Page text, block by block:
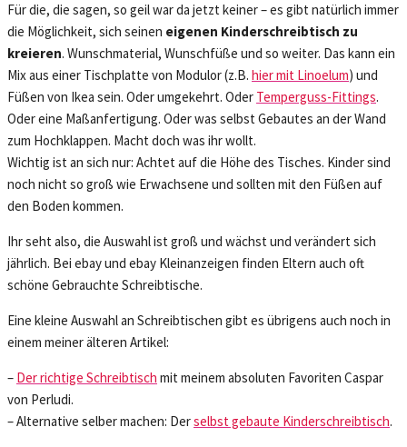
Für die, die sagen, so geil war da jetzt keiner – es gibt natürlich immer
die Möglichkeit, sich seinen eigenen Kinderschreibtisch zu
kreieren. Wunschmaterial, Wunschfüße und so weiter. Das kann ein
Mix aus einer Tischplatte von Modulor (z.B. hier mit Linoelum) und
Füßen von Ikea sein. Oder umgekehrt. Oder Temperguss-Fittings.
Oder eine Maßanfertigung. Oder was selbst Gebautes an der Wand
zum Hochklappen. Macht doch was ihr wollt.
Wichtig ist an sich nur: Achtet auf die Höhe des Tisches. Kinder sind
noch nicht so groß wie Erwachsene und sollten mit den Füßen auf
den Boden kommen.
Ihr seht also, die Auswahl ist groß und wächst und verändert sich
jährlich. Bei ebay und ebay Kleinanzeigen finden Eltern auch oft
schöne Gebrauchte Schreibtische.
Eine kleine Auswahl an Schreibtischen gibt es übrigens auch noch in
einem meiner älteren Artikel:
– Der richtige Schreibtisch mit meinem absoluten Favoriten Caspar
von Perludi.
– Alternative selber machen: Derselbst gebaute Kinderschreibtisch.